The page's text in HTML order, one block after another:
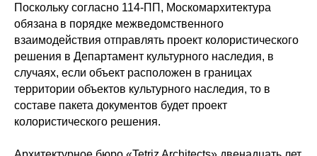
Поскольку согласно 114-ПП, Москомархитектура
обязана в порядке межведомственного
взаимодействия отправлять проект колористического
решения в Департамент культурного наследия, в
случаях, если объект расположен в границах
территории объектов культурного наследия, то в
составе пакета документов будет проект
колористического решения.